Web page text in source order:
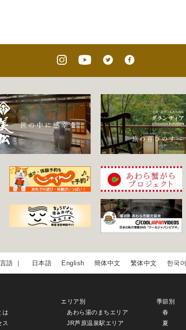
日本語 English 簡体中文 繁体中文 한국어
は
ス
エリア別
あわら湯のまちエリア
JR芦原温泉駅エリア
季節別
春
夏